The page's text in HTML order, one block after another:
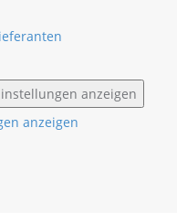
anzeigen
anzeigen